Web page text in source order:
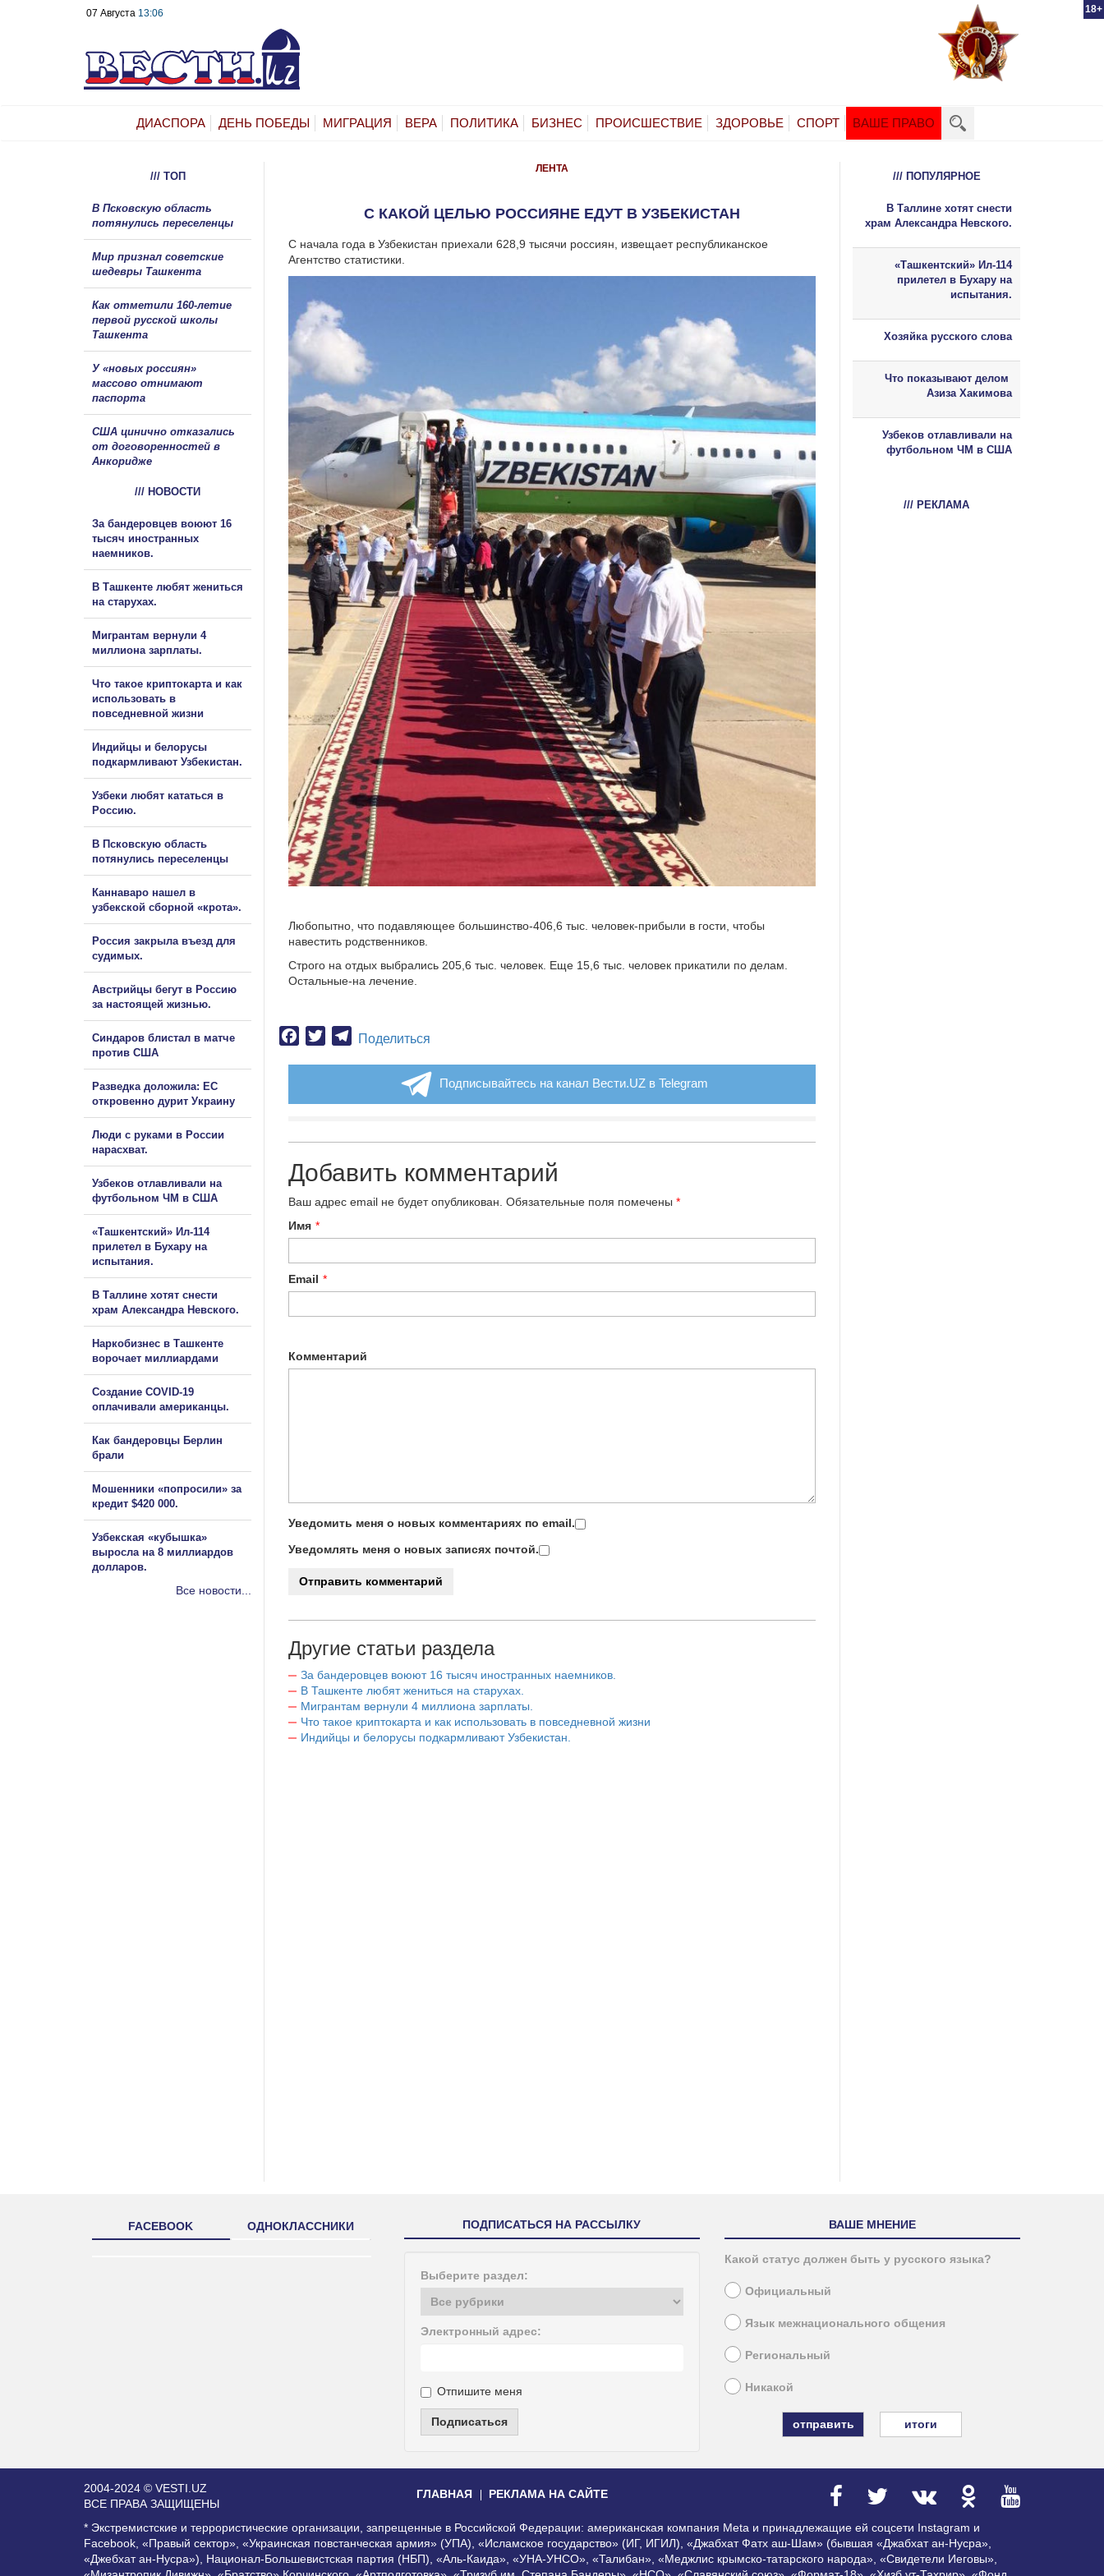
18+
07 Августа 13:06
ДИАСПОРА ДЕНЬ ПОБЕДЫ МИГРАЦИЯ ВЕРА ПОЛИТИКА БИЗНЕС ПРОИСШЕСТВИЕ ЗДОРОВЬЕ СПОРТ ВАШЕ ПРАВО
ЛЕНТА
С КАКОЙ ЦЕЛЬЮ РОССИЯНЕ ЕДУТ В УЗБЕКИСТАН
С начала года в Узбекистан приехали 628,9 тысячи россиян, извещает республиканское
Агентство статистики.
Любопытно, что подавляющее большинство-406,6 тыс. человек-прибыли в гости, чтобы
навестить родственников.
Строго на отдых выбрались 205,6 тыс. человек. Еще 15,6 тыс. человек прикатили по делам.
Остальные-на лечение.
Facebook
TwitterTelegram
Поделиться
Подписывайтесь на канал Вести.UZ в Telegram
Добавить комментарий
Ваш адрес email не будет опубликован. Обязательные поля помечены *
Имя *
Email *
Комментарий
Уведомить меня о новых комментариях по email.
Уведомлять меня о новых записях почтой.
Другие статьи раздела
За бандеровцев воюют 16 тысяч иностранных наемников.
В Ташкенте любят жениться на старухах.
Мигрантам вернули 4 миллиона зарплаты.
Что такое криптокарта и как использовать в повседневной жизни
Индийцы и белорусы подкармливают Узбекистан.
/// ТОП
В Псковскую область
потянулись переселенцы
Мир признал советские
шедевры Ташкента
Как отметили 160-летие
первой русской школы
Ташкента
У «новых россиян»
массово отнимают
паспорта
США цинично отказались
от договоренностей в
Анкоридже
/// НОВОСТИ
За бандеровцев воюют 16
тысяч иностранных
наемников.
В Ташкенте любят жениться
на старухах.
Мигрантам вернули 4
миллиона зарплаты.
Что такое криптокарта и как
использовать в
повседневной жизни
Индийцы и белорусы
подкармливают Узбекистан.
Узбеки любят кататься в
Россию.
В Псковскую область
потянулись переселенцы
Каннаваро нашел в
узбекской сборной «крота».
Россия закрыла въезд для
судимых.
Австрийцы бегут в Россию
за настоящей жизнью.
Синдаров блистал в матче
против США
Разведка доложила: ЕС
откровенно дурит Украину
Люди с руками в России
нарасхват.
Узбеков отлавливали на
футбольном ЧМ в США
«Ташкентский» Ил-114
прилетел в Бухару на
испытания.
В Таллине хотят снести
храм Александра Невского.
Наркобизнес в Ташкенте
ворочает миллиардами
Создание COVID-19
оплачивали американцы.
Как бандеровцы Берлин
брали
Мошенники «попросили» за
кредит $420 000.
Узбекская «кубышка»
выросла на 8 миллиардов
долларов.
Все новости...
/// ПОПУЛЯРНОЕ
В Таллине хотят снести
храм Александра Невского.
«Ташкентский» Ил-114
прилетел в Бухару на
испытания.
Хозяйка русского слова
Что показывают делом
Азиза Хакимова
Узбеков отлавливали на
футбольном ЧМ в США
/// РЕКЛАМА
FACEBOOK ОДНОКЛАССНИКИ ПОДПИСАТЬСЯ НА РАССЫЛКУ
Выберите раздел:
Электронный адрес:
Отпишите меня
Подписаться
ВАШЕ МНЕНИЕ
Какой статус должен быть у русского языка?
Официальный
Язык межнационального общения
Региональный
Никакой
итоги
2004-2024 © VESTI.UZ
ВСЕ ПРАВА ЗАЩИЩЕНЫ
ГЛАВНАЯ РЕКЛАМА НА САЙТЕ
* Экстремистские и террористические организации, запрещенные в Российской Федерации: американская компания Meta и принадлежащие ей соцсети Instagram и
Facebook, «Правый сектор», «Украинская повстанческая армия» (УПА), «Исламское государство» (ИГ, ИГИЛ), «Джабхат Фатх аш-Шам» (бывшая «Джабхат ан-Нусра»,
«Джебхат ан-Нусра»), Национал-Большевистская партия (НБП), «Аль-Каида», «УНА-УНСО», «Талибан», «Меджлис крымско-татарского народа», «Свидетели Иеговы»,